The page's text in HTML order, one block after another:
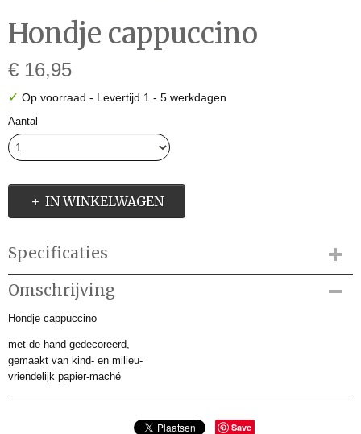
Hondje cappuccino
€ 16,95
✓ Op voorraad - Levertijd 1 - 5 werkdagen
Aantal
IN WINKELWAGEN
Specificaties
Productcode
HW30132
Productcode leverancier
Afmetingen (l,b,h)
0 x 6 x 9 cm
Omschrijving
Hondje cappuccino
met de hand gedecoreerd,
gemaakt van kind- en milieu-
vriendelijk papier-maché
Save